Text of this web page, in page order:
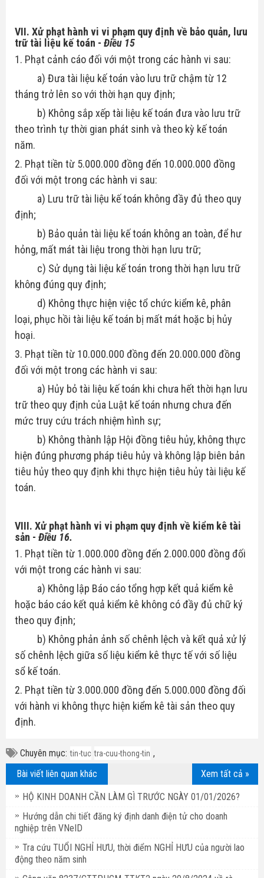
VII. Xử phạt hành vi vi phạm quy định về bảo quản, lưu
trữ tài liệu kế toán - Điều 15
1. Phạt cảnh cáo đối với một trong các hành vi sau:
a) Đưa tài liệu kế toán vào lưu trữ chậm từ 12
tháng trở lên so với thời hạn quy định;
b) Không sắp xếp tài liệu kế toán đưa vào lưu trữ
theo trình tự thời gian phát sinh và theo kỳ kế toán
năm.
2. Phạt tiền từ 5.000.000 đồng đến 10.000.000 đồng
đối với một trong các hành vi sau:
a) Lưu trữ tài liệu kế toán không đầy đủ theo quy
định;
b) Bảo quản tài liệu kế toán không an toàn, để hư
hỏng, mất mát tài liệu trong thời hạn lưu trữ;
c) Sử dụng tài liệu kế toán trong thời hạn lưu trữ
không đúng quy định;
d) Không thực hiện việc tổ chức kiểm kê, phân
loại, phục hồi tài liệu kế toán bị mất mát hoặc bị hủy
hoại.
3. Phạt tiền từ 10.000.000 đồng đến 20.000.000 đồng
đối với một trong các hành vi sau:
a) Hủy bỏ tài liệu kế toán khi chưa hết thời hạn lưu
trữ theo quy định của Luật kế toán nhưng chưa đến
mức truy cứu trách nhiệm hình sự;
b) Không thành lập Hội đồng tiêu hủy, không thực
hiện đúng phương pháp tiêu hủy và không lập biên bản
tiêu hủy theo quy định khi thực hiện tiêu hủy tài liệu kế
toán.
VIII. Xử phạt hành vi vi phạm quy định về kiểm kê tài
sản - Điều 16.
1. Phạt tiền từ 1.000.000 đồng đến 2.000.000 đồng đối
với một trong các hành vi sau:
a) Không lập Báo cáo tổng hợp kết quả kiểm kê
hoặc báo cáo kết quả kiểm kê không có đầy đủ chữ ký
theo quy định;
b) Không phản ảnh số chênh lệch và kết quả xử lý
số chênh lệch giữa số liệu kiểm kê thực tế với số liệu
sổ kế toán.
2. Phạt tiền từ 3.000.000 đồng đến 5.000.000 đồng đối
với hành vi không thực hiện kiểm kê tài sản theo quy
định.
Chuyên mục: tin-tuc ,
tra-cuu-thong-tin
Xem tất cả »
Bài viết liên quan khác
HỘ KINH DOANH CẦN LÀM GÌ TRƯỚC NGÀY 01/01/2026?
Hướng dẫn chi tiết đăng ký định danh điện tử cho doanh
nghiệp trên VNeID
Tra cứu TUỔI NGHỈ HƯU, thời điểm NGHỈ HƯU của người lao
động theo năm sinh